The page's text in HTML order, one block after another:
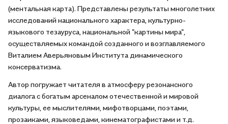
(ментальная карта). Представлены результаты многолетних
исследований национального характера, культурно-
языкового тезауруса, национальной "картины мира",
осуществляемых командой созданного и возглавляемого
Виталием Аверьяновым Института динамического
консерватизма.
Автор погружает читателя в атмосферу резонансного
диалога с богатым арсеналом отечественной и мировой
культуры, ее мыслителями, мифотворцами, поэтами,
прозаиками, языковедами, кинематографистами и т.д.